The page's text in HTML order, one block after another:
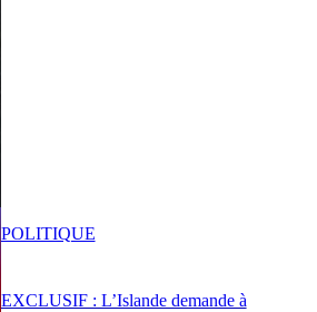
EXCLUSIF : L’Islande demande à
POLITIQUE